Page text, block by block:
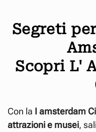
Segreti
Scopri L'
Con la I amsterdam
attrazioni e musei,